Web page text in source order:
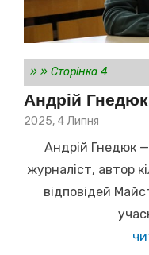
» » Сторінка 4
Андрій Гнедюк
Posted
2025, 4 Липня
Андрій Гнедюк —
журналіст, автор
відповідей